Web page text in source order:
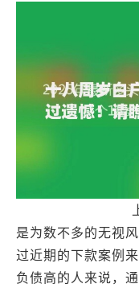
是为数不多的无视
过近期的下款案例
负债高的人来说，